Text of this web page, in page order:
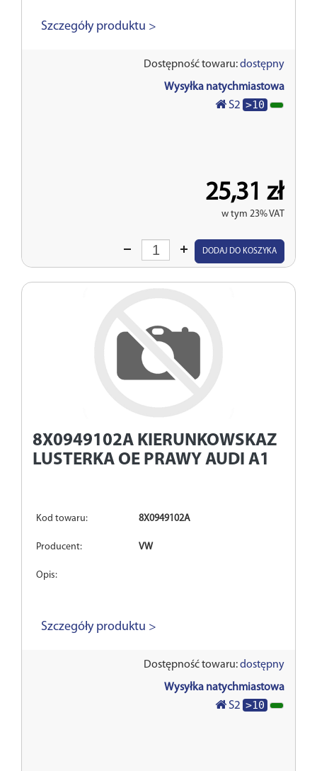
Szczegóły produktu >
Dostępność towaru:dostępny
Wysyłka natychmiastowa
S2 >10
25,31 zł
w tym 23% VAT
Wprowadź
DODAJ DO KOSZYKA
8X0949102A KIERUNKOWSKAZ
LUSTERKA OE PRAWY AUDI A1
Kod towaru: 8X0949102A
Producent: VW
Opis:
Szczegóły produktu >
Dostępność towaru:dostępny
Wysyłka natychmiastowa
S2 >10